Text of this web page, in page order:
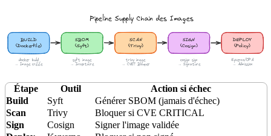
Étape Outil
Action si échec
Build
Syft
Générer SBOM (jamais d'échec)
Scan
Trivy
Bloquer si CVE CRITICAL
Sign
Cosign
Signer l'image validée